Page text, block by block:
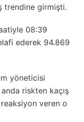
trendine girmişti.
08:39
ederek 94.869
yöneticisi
riskten kaçış
veren o